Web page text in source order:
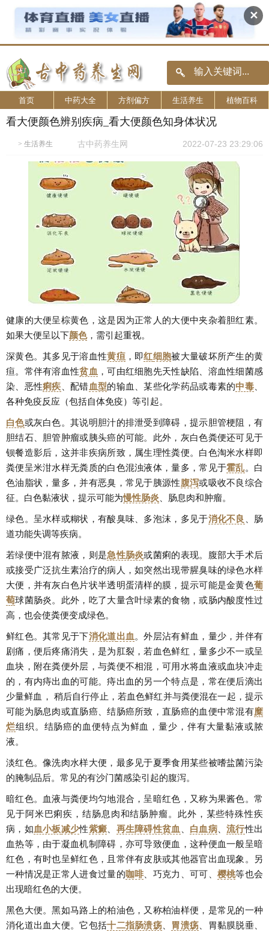
✕
首页 中药大全 方剂偏方 生活养生 植物百科
看大便颜色辨别疾病_看大便颜色知身体状况
> 生活养生 古中药养生网 2022-07-23 23:29:06
健康的大便呈棕黄色，这是因为正常人的大便中夹杂着胆红素。
如果大便呈以下颜色，需引起重视。
深黄色。其多见于溶血性黄疸，即红细胞被大量破坏所产生的黄
疸。常伴有溶血性贫血，可由红细胞先天性缺陷、溶血性细菌感
染、恶性痢疾、配错血型的输血、某些化学药品或毒素的中毒、
各种免疫反应（包括自体免疫）等引起。
白色或灰白色。其说明胆汁的排泄受到障碍，提示胆管梗阻，有
胆结石、胆管肿瘤或胰头癌的可能。此外，灰白色粪便还可见于
钡餐造影后，这并非疾病所致，属生理性粪便。白色淘米水样即
粪便呈米泔水样无粪质的白色混浊液体，量多，常见于霍乱。白
色油脂状，量多，并有恶臭，常见于胰源性腹泻或吸收不良综合
征。白色黏液状，提示可能为慢性肠炎、肠息肉和肿瘤。
绿色。呈水样或糊状，有酸臭味、多泡沫，多见于消化不良 、肠
道功能失调等疾病。
若绿便中混有脓液，则是急性肠炎或菌痢的表现。腹部大手术后
或接受广泛抗生素治疗的病人，如突然出现带腥臭味的绿色水样
大便，并有灰白色片状半透明蛋清样的膜，提示可能是金黄色葡
萄球菌肠炎。此外，吃了大量含叶绿素的食物，或肠内酸度性过
高，也会使粪便变成绿色。
鲜红色。其常见于下消化道出血。外层沾有鲜血，量少，并伴有
剧痛，便后疼痛消失，是为肛裂，若血色鲜红，量多少不一或呈
血块，附在粪便外层，与粪便不相混，可用水将血液或血块冲走
的，有内痔出血的可能。痔出血的另一个特点是，常在便后滴出
少量鲜血， 稍后自行停止，若血色鲜红并与粪便混在一起，提示
可能为肠息肉或直肠癌、结肠癌所致，直肠癌的血便中常混有糜
烂组织。结肠癌的血便特点为鲜血，量少，伴有大量黏液或脓
液。
淡红色。像洗肉水样大便，最多见于夏季食用某些被嗜盐菌污染
的腌制品后。常见的有沙门菌感染引起的腹泻。
暗红色。血液与粪便均匀地混合，呈暗红色，又称为果酱色。常
见于阿米巴痢疾，结肠息肉和结肠肿瘤。此外，某些特殊性疾
病，如血小板减少性紫癜、 再生障碍性贫血、 白血病、流行性出
血热等，由于凝血机制障碍，亦可导致便血，这种便血一般呈暗
红色，有时也呈鲜红色，且常伴有皮肤或其他器官出血现象。另
一种情况是正常人进食过量的咖啡、巧克力、可可、 樱桃等也会
出现暗红色的大便。
黑色大便。黑如马路上的柏油色，又称柏油样便，是常见的一种
消化道出血大便。它包括十二指肠溃疡、 胃溃疡、胃黏膜脱垂、